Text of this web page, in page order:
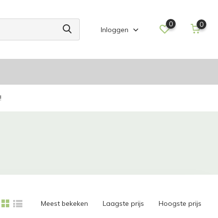
Inloggen
0 0
Meest bekeken Laagste prijs Hoogste prijs